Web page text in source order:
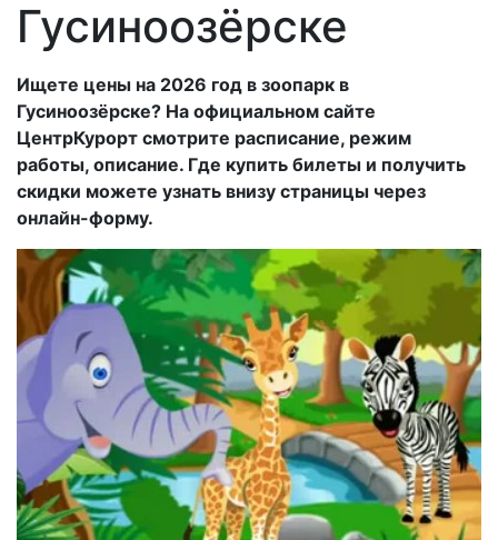
Гусиноозёрске
Ищете цены на 2026 год в зоопарк в
Гусиноозёрске? На официальном сайте
ЦентрКурорт смотрите расписание, режим
работы, описание. Где купить билеты и получить
скидки можете узнать внизу страницы через
онлайн-форму.